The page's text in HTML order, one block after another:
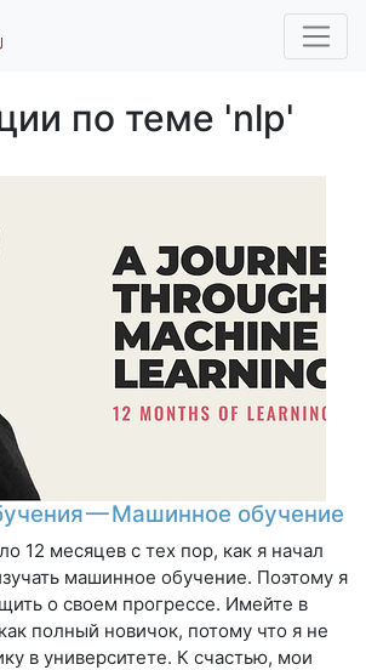
по теме 'nlp'
— Машинное обучение
12 месяцев с тех пор, как я начал
машинное обучение. Поэтому я
о своем прогрессе. Имейте в
полный новичок, потому что я не
в университете. К счастью, мои